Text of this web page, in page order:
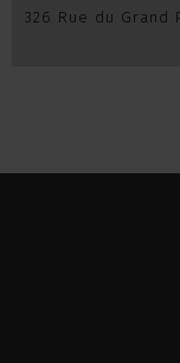
326 Rue du Grand